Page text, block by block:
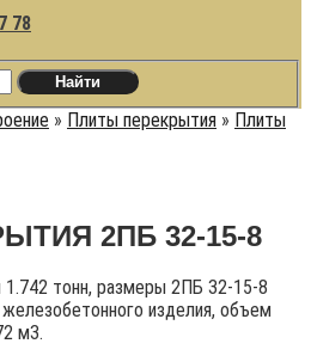
78
» Плиты перекрытия » Плиты
2ПБ 32-15-8
тонн, размеры 2ПБ 32-15-8
железобетонного изделия, объем
м3.